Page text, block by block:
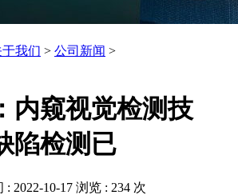
于我们 > 公司新闻 >
内窥视觉检测技
陷检测已
: 2022-10-17 浏览 : 234 次